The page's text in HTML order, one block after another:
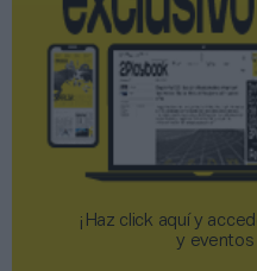
¡Haz click aquí y
y eventos